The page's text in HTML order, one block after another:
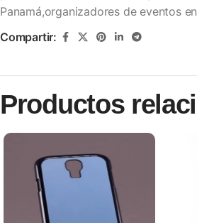
Panamá,organizadores de eventos
Compartir:
Productos